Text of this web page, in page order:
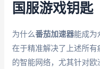
国服游戏钥匙
为什么番茄加速器能成为
在于精准解决了上述所
的智能网络，尤其针对